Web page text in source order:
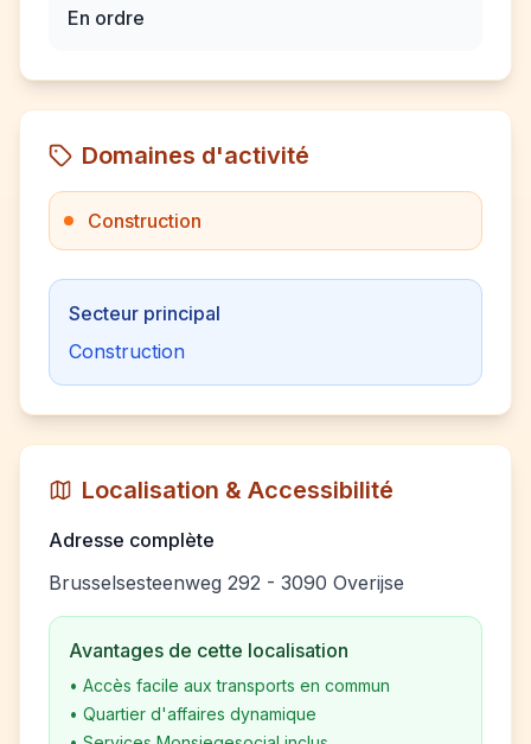
En ordre
Domaines d'activité
Construction
Secteur principal
Construction
Localisation & Accessibilité
Adresse complète
Brusselsesteenweg 292 - 3090 Overijse
Avantages de cette localisation
• Accès facile aux transports en commun
• Quartier d'affaires dynamique